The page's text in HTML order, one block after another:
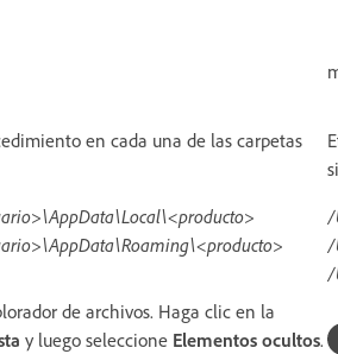
en cada una de las carpetas
de archivos. Haga clic en la
y luego seleccione Elementos ocultos.
/
/
/